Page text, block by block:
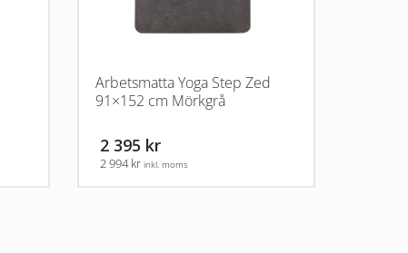
Arbetsmatta Yoga Step Zed
91×152 cm Mörkgrå
2 395 kr
2 994 kr inkl. moms